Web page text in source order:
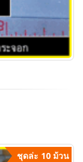
ชุดล่ะ 10 ม้วน